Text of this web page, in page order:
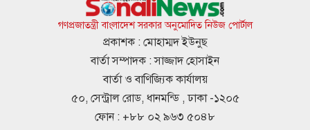
রাজশাহী বোর্ডে এসএসসিতে পাসের হার-
জিপিএ উভয়ই কমেছে
সৌদিতে অগ্নিকাণ্ডে নিহত বাংলাদেশিদের
পরিচয় প্রকাশ
গণপ্রজাতন্ত্রী বাংলাদেশ সরকার অনুমোদিত নিউজ পোর্টাল
প্রকাশক : মোহাম্মদ ইউনুছ
বার্তা সম্পাদক : সাজ্জাদ হোসাইন
বার্তা ও বাণিজ্যিক কার্যালয়
৫০, সেন্ট্রাল রোড, ধানমন্ডি , ঢাকা -১২০৫
ফোন : +৮৮ ০২ ৯৬৩ ৫০৪৮